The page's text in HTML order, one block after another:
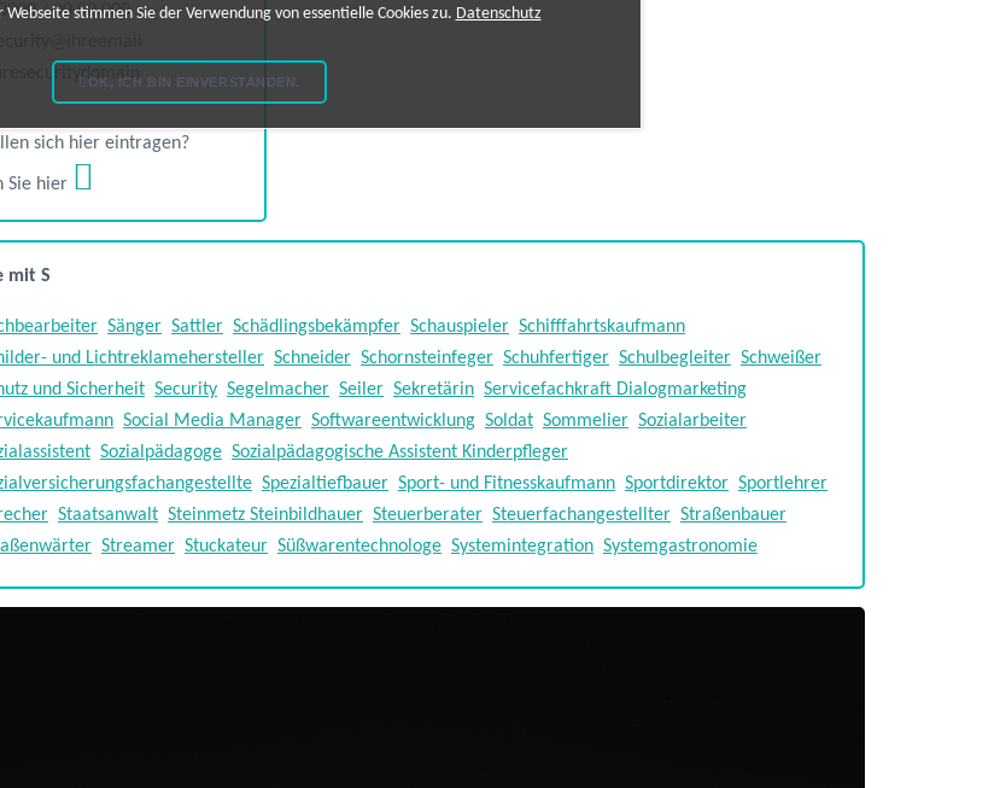
/ 00 00 000
sich hier eintragen?
Sie hier
mit S
Sänger Sattler Schädlingsbekämpfer Schauspieler Schifffahrtskaufmann
und Lichtreklamehersteller Schneider Schornsteinfeger Schuhfertiger Schulbegleiter Schweißer
und Sicherheit Security Segelmacher Seiler Sekretärin Servicefachkraft Dialogmarketing
Social Media Manager Softwareentwicklung Soldat Sommelier Sozialarbeiter
Sozialpädagoge Sozialpädagogische Assistent Kinderpfleger
Spezialtiefbauer Sport- und Fitnesskaufmann Sportdirektor Sportlehrer
Staatsanwalt Steinmetz Steinbildhauer Steuerberater Steuerfachangestellter Straßenbauer
Streamer Stuckateur Süßwarentechnologe Systemintegration Systemgastronomie
stimmen Sie der Verwendung von essentielle Cookies zu. Datenschutz
OK, ICH BIN EINVERSTANDEN.